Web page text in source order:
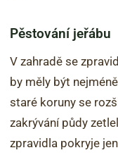
Pěstování jeřábu
V zahradě se
by měly být
staré koruny se
zakrývání půdy
zpravidla pokryje